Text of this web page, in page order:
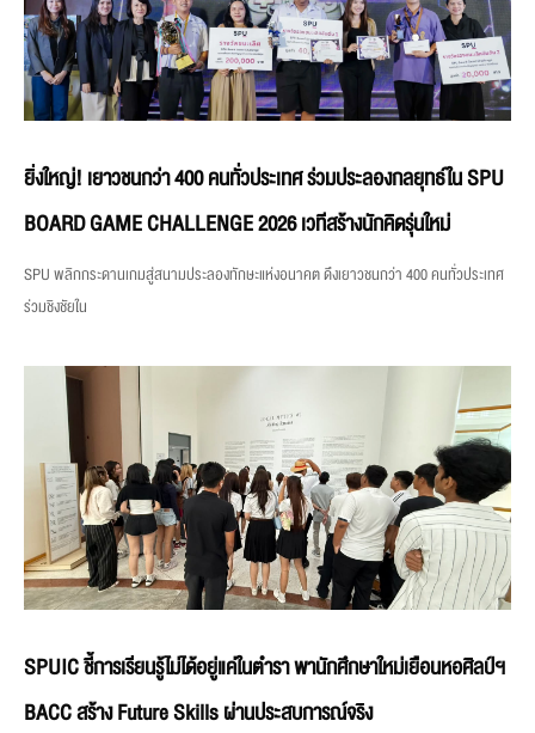
ยิ่งใหญ่! เยาวชนกว่า 400 คนทั่วประเทศ ร่วมประลองกลยุทธ์ใน SPU
BOARD GAME CHALLENGE 2026 เวทีสร้างนักคิดรุ่นใหม่
SPU พลิกกระดานเกมสู่สนามประลองทักษะแห่งอนาคต ดึงเยาวชนกว่า 400 คนทั่วประเทศ
ร่วมชิงชัยใน
SPUIC ชี้การเรียนรู้ไม่ได้อยู่แค่ในตำรา พานักศึกษาใหม่เยือนหอศิลป์ฯ
BACC สร้าง Future Skills ผ่านประสบการณ์จริง